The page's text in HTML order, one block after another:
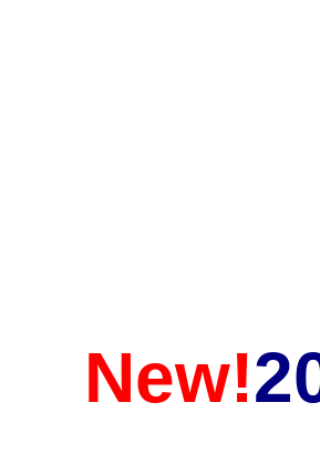
New!